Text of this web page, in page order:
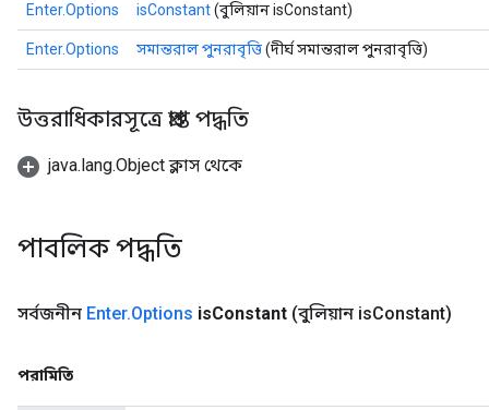
Enter.Options isConstant(বুলিয়ান isConstant)
Enter.Options সমান্তরাল পুনরাবৃত্তি(দীর্ঘ সমান্তরাল পুনরাবৃত্তি)
উত্তরাধিকারসূত্রে প্রাপ্ত পদ্ধতি
java.lang.Object ক্লাস থেকে
পাবলিক পদ্ধতি
সর্বজনীন Enter.Options isConstant (বুলিয়ান isConstant)
পরামিতি